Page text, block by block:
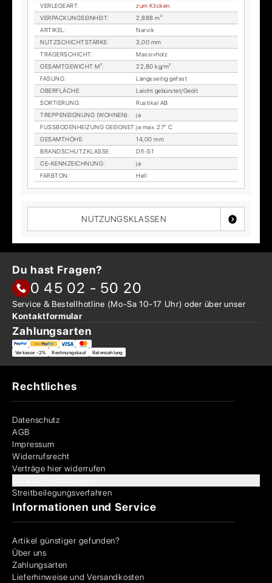
VER­LE­GE­ART:
zum Kli­cken
VER­PA­CKUNGS­EIN­HEIT:
2,888 m²
AR­TI­KEL:
Nar­vik
NUTZ­SCHICHT­STÄR­KE:
3,00 mm
TRÄ­GER­SCHICHT:
Mas­siv­holz
GE­SAMT­GE­WICHT M²:
22,80 kg/m²
FA­SUNG:
Längs­sei­tig ge­fast
OBER­FLÄ­CHE:
Leicht ge­bürs­tet/Ge­ölt
SOR­TIE­RUNG:
Rus­ti­kal AB
TREP­PEN­EIG­NUNG (WOH­NEN) :
ja
FUSS­BO­DEN­HEI­ZUNG GE­EIG­NET:ja max. 27° C
GE­SAMT­HÖ­HE:
14,00 mm
BRAND­SCHUTZ­KLAS­SE:
Dfl-S1
CE-KENN­ZEICH­NUNG:
ja
FARB­TON: Hell
NUTZUNGSKLASSEN
Du hast Fragen?
0 45 02 - 50 20
Service & Bestellhotline (Mo-Sa 10-17 Uhr) oder überunser
Kontaktformular
Zahlungsarten
Vorkasse -2% Rechnungskauf Ratenzahlung
Rechtliches
Datenschutz
AGB
Impressum
Widerrufsrecht
Verträge hier widerrufen
Streitbeilegungsverfahren
Informationen und Service
Artikel günstiger gefunden?
Über uns
Zahlungsarten
Lieferhinweise und Versandkosten